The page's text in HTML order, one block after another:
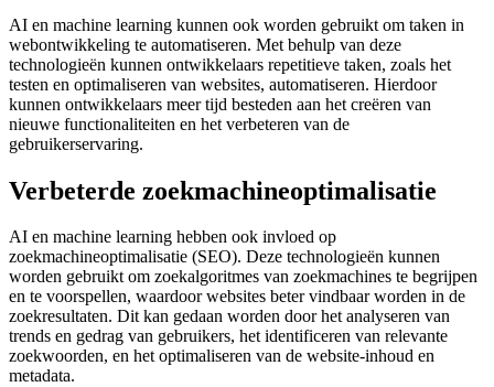
AI en machine learning kunnen ook worden gebruikt om taken in
webontwikkeling te automatiseren. Met behulp van deze
technologieën kunnen ontwikkelaars repetitieve taken, zoals het
testen en optimaliseren van websites, automatiseren. Hierdoor
kunnen ontwikkelaars meer tijd besteden aan het creëren van
nieuwe functionaliteiten en het verbeteren van de
gebruikerservaring.
Verbeterde zoekmachineoptimalisatie
AI en machine learning hebben ook invloed op
zoekmachineoptimalisatie (SEO). Deze technologieën kunnen
worden gebruikt om zoekalgoritmes van zoekmachines te begrijpen
en te voorspellen, waardoor websites beter vindbaar worden in de
zoekresultaten. Dit kan gedaan worden door het analyseren van
trends en gedrag van gebruikers, het identificeren van relevante
zoekwoorden, en het optimaliseren van de website-inhoud en
metadata.